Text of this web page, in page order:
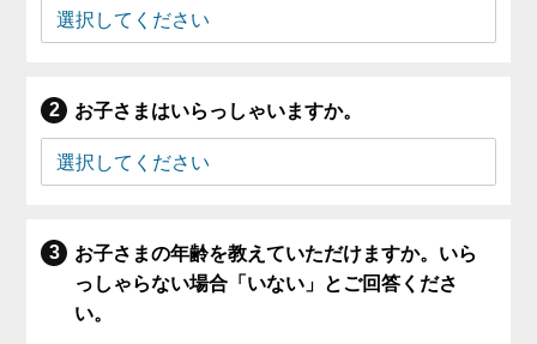
お子さまはいらっしゃいますか。
お子さまの年齢を教えていただけますか。いら
っしゃらない場合「いない」とご回答くださ
い。